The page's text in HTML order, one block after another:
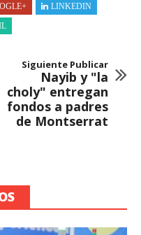
LINKEDIN
Siguiente Publicar
Nayib y "la
choly" entregan
fondos a padres
de Montserrat